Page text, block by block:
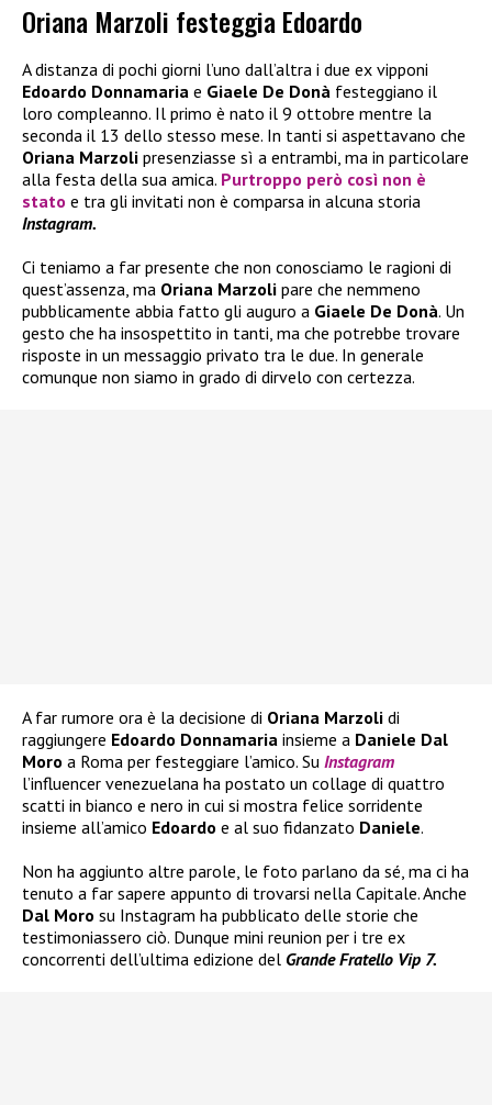
Oriana Marzoli festeggia Edoardo
A distanza di pochi giorni l’uno dall’altra i due ex vipponi
Edoardo Donnamaria e Giaele De Donà festeggiano il
loro compleanno. Il primo è nato il 9 ottobre mentre la
seconda il 13 dello stesso mese. In tanti si aspettavano che
Oriana Marzoli presenziasse sì a entrambi, ma in particolare
alla festa della sua amica. Purtroppo però così non è
stato e tra gli invitati non è comparsa in alcuna storia
Instagram.
Ci teniamo a far presente che non conosciamo le ragioni di
quest’assenza, ma Oriana Marzoli pare che nemmeno
pubblicamente abbia fatto gli auguro a Giaele De Donà. Un
gesto che ha insospettito in tanti, ma che potrebbe trovare
risposte in un messaggio privato tra le due. In generale
comunque non siamo in grado di dirvelo con certezza.
A far rumore ora è la decisione di Oriana Marzoli di
raggiungere Edoardo Donnamaria insieme a Daniele Dal
Moro a Roma per festeggiare l’amico. Su Instagram
l’influencer venezuelana ha postato un collage di quattro
scatti in bianco e nero in cui si mostra felice sorridente
insieme all’amico Edoardo e al suo fidanzato Daniele.
Non ha aggiunto altre parole, le foto parlano da sé, ma ci ha
tenuto a far sapere appunto di trovarsi nella Capitale. Anche
Dal Moro su Instagram ha pubblicato delle storie che
testimoniassero ciò. Dunque mini reunion per i tre ex
concorrenti dell’ultima edizione del Grande Fratello Vip 7.